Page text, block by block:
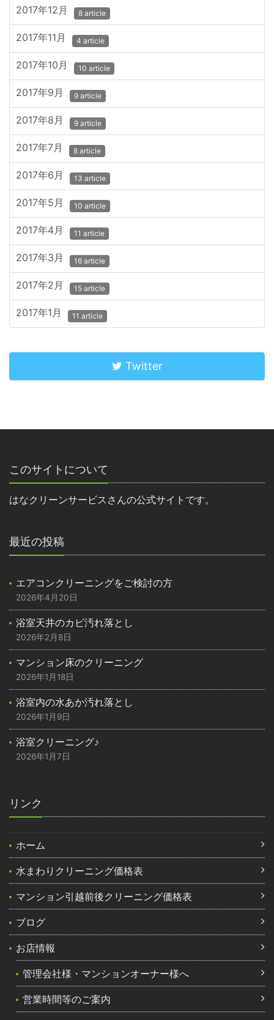
2017年12月 8 article
2017年11月 4 article
2017年10月 10 article
2017年9月 9 article
2017年8月 9 article
2017年7月 8 article
2017年6月 13 article
2017年5月 10 article
2017年4月 11 article
2017年3月 16 article
2017年2月 15 article
2017年1月 11 article
Twitter
このサイトについて
はなクリーンサービスさんの公式サイトです。
最近の投稿
エアコンクリーニングをご検討の方
2026年4月20日
浴室天井のカビ汚れ落とし
2026年2月8日
マンション床のクリーニング
2026年1月18日
浴室内の水あか汚れ落とし
2026年1月9日
浴室クリーニング♪
2026年1月7日
リンク
ホーム
水まわりクリーニング価格表
マンション引越前後クリーニング価格表
ブログ
お店情報
管理会社様・マンションオーナー様へ
営業時間等のご案内